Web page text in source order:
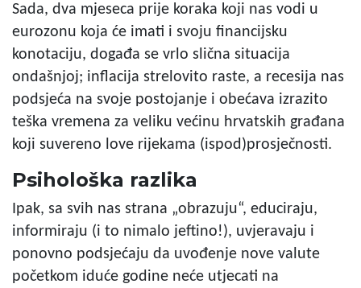
Sada, dva mjeseca prije koraka koji nas vodi u
eurozonu koja će imati i svoju financijsku
konotaciju, događa se vrlo slična situacija
ondašnjoj; inflacija strelovito raste, a recesija nas
podsjeća na svoje postojanje i obećava izrazito
teška vremena za veliku većinu hrvatskih građana
koji suvereno love rijekama (ispod)prosječnosti.
Psihološka razlika
Ipak, sa svih nas strana „obrazuju“, educiraju,
informiraju (i to nimalo jeftino!), uvjeravaju i
ponovno podsjećaju da uvođenje nove valute
početkom iduće godine neće utjecati na